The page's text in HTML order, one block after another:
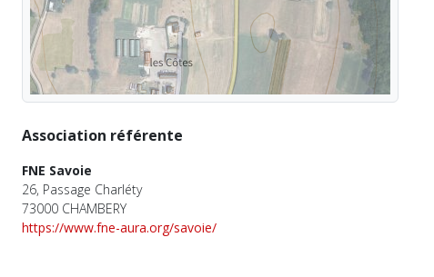
Association référente
FNE Savoie
26, Passage Charléty
73000 CHAMBERY
https://www.fne-aura.org/savoie/